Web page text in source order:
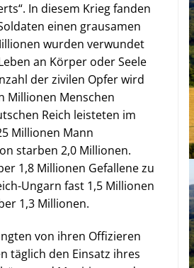
In diesem Krieg fanden
einen grausamen
wurden verwundet
an Körper oder Seele
der zivilen Opfer wird
Millionen Menschen
Reich leisteten im
Millionen Mann
starben 2,0 Millionen.
1,8 Millionen Gefallene zu
Ungarn fast 1,5 Millionen
1,3 Millionen.
von ihren Offizieren
täglich den Einsatz ihres